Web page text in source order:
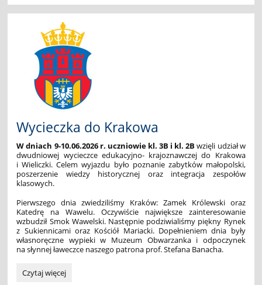
Wycieczka do Krakowa
W dniach 9-10.06.2026 r. uczniowie kl. 3B i kl. 2B wzięli udział w
dwudniowej wycieczce edukacyjno- krajoznawczej do Krakowa
i Wieliczki. Celem wyjazdu było poznanie zabytków małopolski,
poszerzenie wiedzy historycznej oraz integracja zespołów
klasowych.
Pierwszego dnia zwiedziliśmy Kraków: Zamek Królewski oraz
Katedrę na Wawelu. Oczywiście największe zainteresowanie
wzbudził Smok Wawelski. Następnie podziwialiśmy piękny Rynek
z Sukiennicami oraz Kościół Mariacki. Dopełnieniem dnia były
własnoręczne wypieki w Muzeum Obwarzanka i odpoczynek
na słynnej ławeczce naszego patrona prof. Stefana Banacha.
Wycieczka
Czytaj więcej